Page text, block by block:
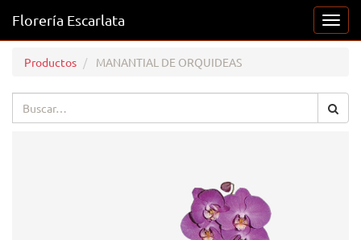
Florería Escarlata
Productos MANANTIAL DE ORQUIDEAS